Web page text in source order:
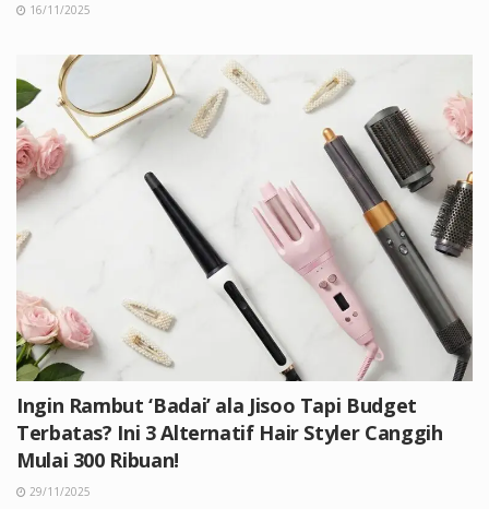
16/11/2025
Ingin Rambut ‘Badai’ ala Jisoo Tapi Budget
Terbatas? Ini 3 Alternatif Hair Styler Canggih
Mulai 300 Ribuan!
29/11/2025